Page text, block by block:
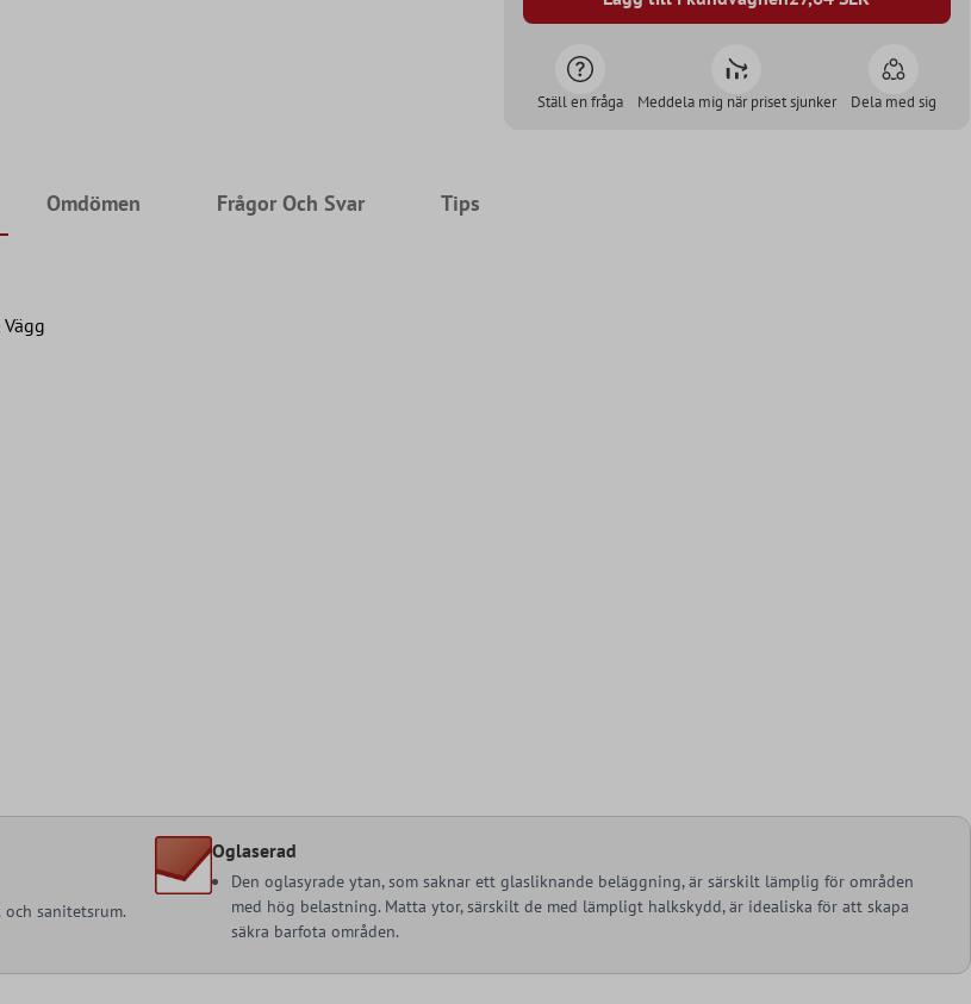
Ställ en fråga Meddela mig när priset sjunker Dela med sig
Omdömen Frågor Och Svar Tips
sanitetsrum.
Oglaserad
Den oglasyrade ytan, som saknar ett glasliknande beläggning, är särskilt lämplig för områden
med hög belastning. Matta ytor, särskilt de med lämpligt halkskydd, är idealiska för att skapa
säkra barfota områden.